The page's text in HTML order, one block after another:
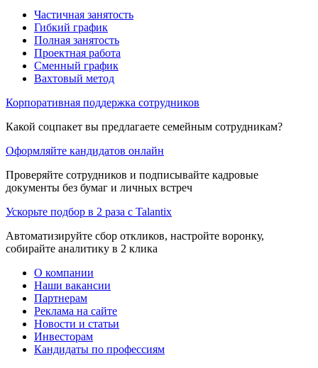
Частичная занятость
Гибкий график
Полная занятость
Проектная работа
Сменный график
Вахтовый метод
Корпоративная поддержка сотрудников
Какой соцпакет вы предлагаете семейным сотрудникам?
Оформляйте кандидатов онлайн
Проверяйте сотрудников и подписывайте кадровые
документы без бумаг и личных встреч
Ускорьте подбор в 2 раза с Talantix
Автоматизируйте сбор откликов, настройте воронку,
собирайте аналитику в 2 клика
О компании
Наши вакансии
Партнерам
Реклама на сайте
Новости и статьи
Инвесторам
Кандидаты по профессиям